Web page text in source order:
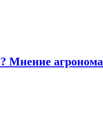
Мнение агронома